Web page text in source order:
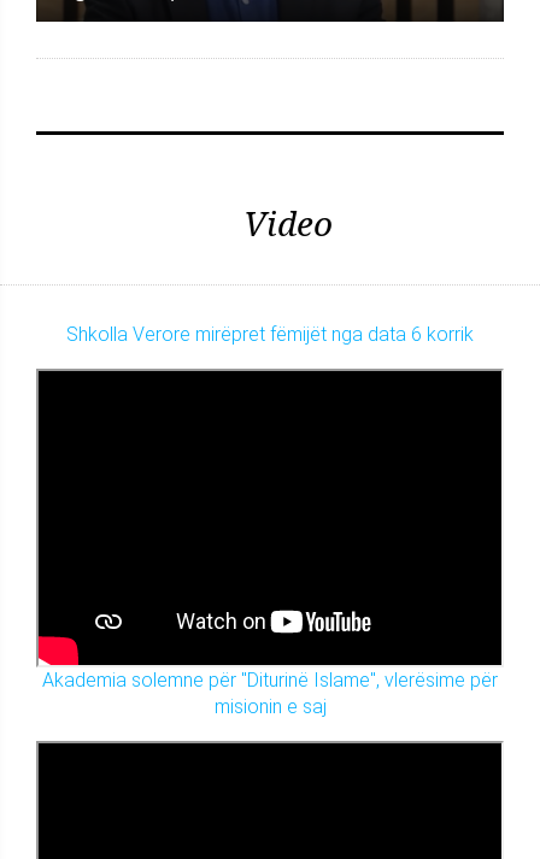
Video
Shkolla Verore mirëpret fëmijët nga data 6 korrik
Akademia solemne për "Diturinë Islame", vlerësime për
misionin e saj